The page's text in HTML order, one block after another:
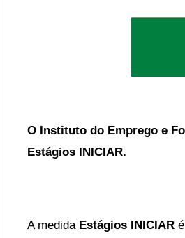
O Instituto do Emprego e
Estágios INICIAR.
A medida Estágios INICIAR